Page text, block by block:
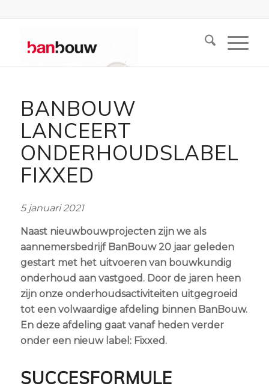
BANBOUW
LANCEERT
ONDERHOUDSLABEL
FIXXED
5 januari 2021
Naast nieuwbouwprojecten zijn we als
aannemersbedrijf BanBouw 20 jaar geleden
gestart met het uitvoeren van bouwkundig
onderhoud aan vastgoed. Door de jaren heen
zijn onze onderhoudsactiviteiten uitgegroeid
tot een volwaardige afdeling binnen BanBouw.
En deze afdeling gaat vanaf heden verder
onder een nieuw label: Fixxed.
SUCCESFORMULE